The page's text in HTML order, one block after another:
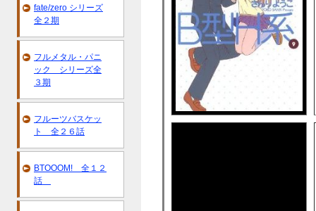
fate/zero シリーズ
全２期
フルメタル・パニ
ック シリーズ全
３期
フルーツバスケッ
ト 全２６話
BTOOOM! 全１２
話